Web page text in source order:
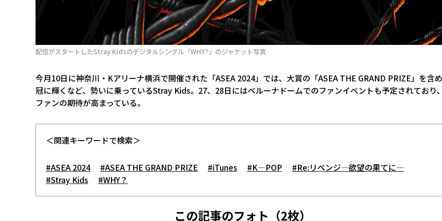
配信がスタートしたStray Kidsのデジタルシングル「WHY?」のジャケット写真
今月10日に神奈川・Kアリーナ横浜で開催された「ASEA 2024」では、大賞の「ASEA THE GRAND PRIZE」を含
冠に輝くなど、勢いに乗っているStray Kids。27、28日にはベルーナドームでのファンイベントも予定されており
ファンの期待が高まっている。
＜関連キーワードで検索＞
#ASEA 2024 #ASEA THE GRAND PRIZE #iTunes #K―POP
#Re:リベンジ―欲望の果てに―
#Stray Kids
#WHY？
この記事のフォト（2枚）